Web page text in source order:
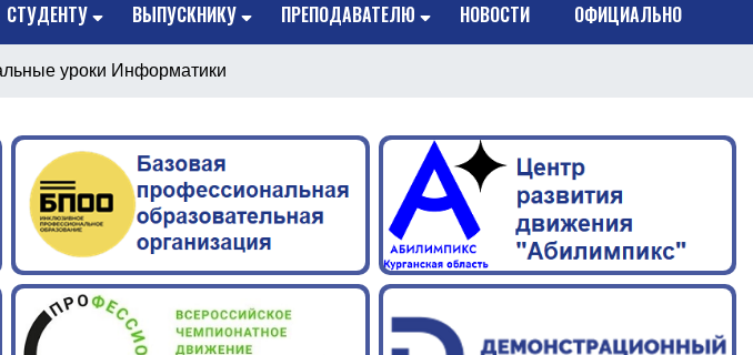
СТУДЕНТУ ВЫПУСКНИКУ ПРЕПОДАВАТЕЛЮ НОВОСТИ ОФИЦИАЛЬНО
уроки Информатики